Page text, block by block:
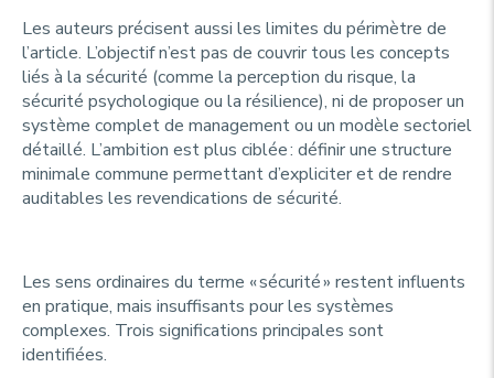
Les auteurs précisent aussi les limites du périmètre de
l’article. L’objectif n’est pas de couvrir tous les concepts
liés à la sécurité (comme la perception du risque, la
sécurité psychologique ou la résilience), ni de proposer un
système complet de management ou un modèle sectoriel
détaillé. L’ambition est plus ciblée : définir une structure
minimale commune permettant d’expliciter et de rendre
auditables les revendications de sécurité.
Les sens ordinaires du terme « sécurité » restent influents
en pratique, mais insuffisants pour les systèmes
complexes. Trois significations principales sont
identifiées.